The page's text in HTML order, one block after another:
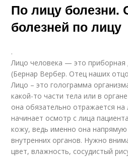
По лицу болезни.
болезней по лицу
.
Лицо человека — это приборная
(Бернар Вербер. Отец наших
Лицо – это голограмма
какой-то части тела или в
она обязательно отражается
начинает осмотр с лица
кожу, ведь именно она напрямую
внутренних органов. Нужно
цвет, влажность, сосудистый